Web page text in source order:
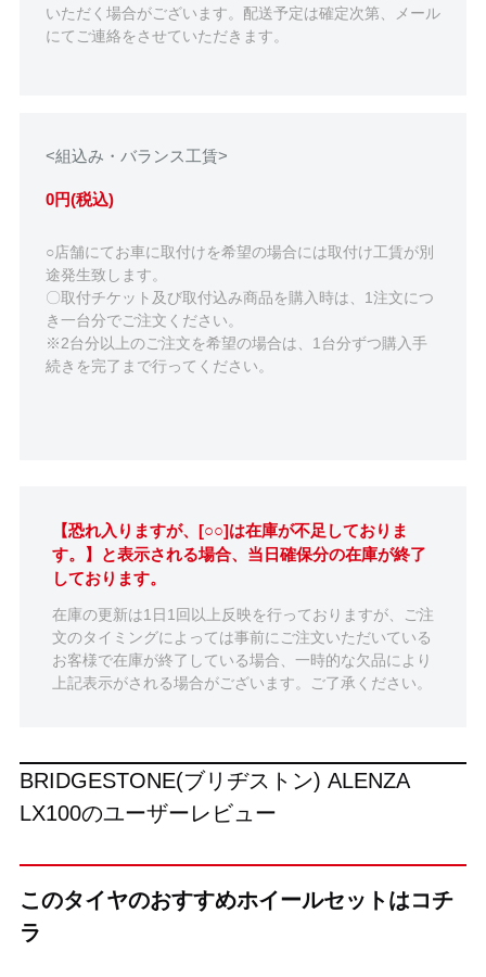
いただく場合がございます。配送予定は確定次第、メール
にてご連絡をさせていただきます。
<組込み・バランス工賃>
0円(税込)
○店舗にてお車に取付けを希望の場合には取付け工賃が別
途発生致します。
〇取付チケット及び取付込み商品を購入時は、1注文につ
き一台分でご注文ください。
※2台分以上のご注文を希望の場合は、1台分ずつ購入手
続きを完了まで行ってください。
【恐れ入りますが、[○○]は在庫が不足しておりま
す。】と表示される場合、当日確保分の在庫が終了
しております。
在庫の更新は1日1回以上反映を行っておりますが、ご注
文のタイミングによっては事前にご注文いただいている
お客様で在庫が終了している場合、一時的な欠品により
上記表示がされる場合がございます。ご了承ください。
BRIDGESTONE(ブリヂストン) ALENZA
LX100のユーザーレビュー
このタイヤのおすすめホイールセットはコチ
ラ